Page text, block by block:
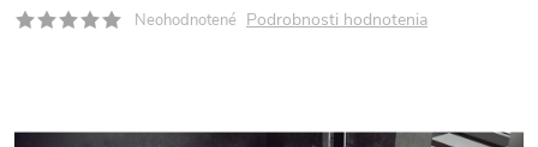
Neohodnotené Podrobnosti hodnotenia